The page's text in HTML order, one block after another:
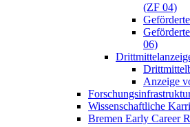
(ZF 04)
06)
Anzeige
Wissenschaftliche
Bremen Early Career